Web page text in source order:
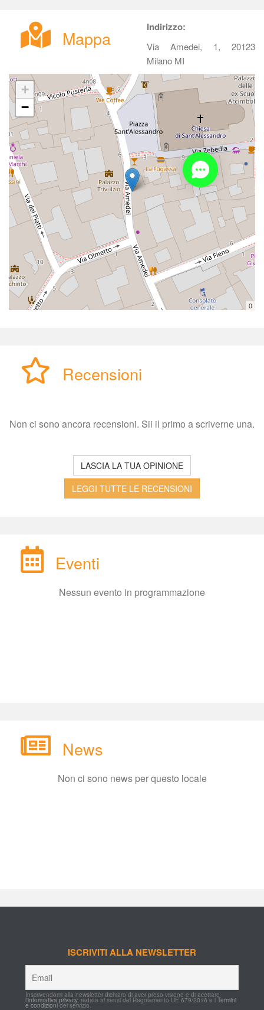
Mappa Indirizzo:
Via Amedei, 1, 20123
Milano MI
+
−
0
Recensioni
Non ci sono ancora recensioni. Sii il primo a scriverne una.
LASCIA LA TUA OPINIONE
LEGGI TUTTE LE RECENSIONI
Eventi
Nessun evento in programmazione
New
Non ci sono news per questo locale
ISCRIVITI ALLA NEWSLETTER
Inscrivendomi alla newsletter dichiaro di aver preso visione e di acettare
l'informativa privacy, redata ai sensi del Regolamento UE 679/2016 e i Termini
e condizioni del servizio.